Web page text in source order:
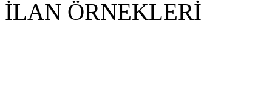
İLAN ÖRNEKLERİ